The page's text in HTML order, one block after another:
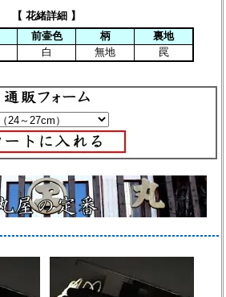
【 花緒詳細 】
前壷色 柄
裏地
白 無地 罠